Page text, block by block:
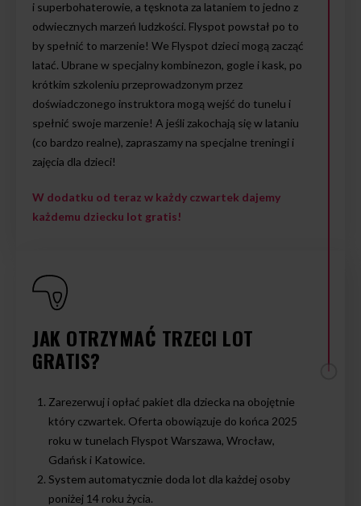
i superbohaterowie, a tęsknota za lataniem to jedno z
odwiecznych marzeń ludzkości. Flyspot powstał po to
by spełnić to marzenie! We Flyspot dzieci mogą zacząć
latać. Ubrane w specjalny kombinezon, gogle i kask, po
krótkim szkoleniu przeprowadzonym przez
doświadczonego instruktora mogą wejść do tunelu i
spełnić swoje marzenie! A jeśli zakochają się w lataniu
(co bardzo realne), zapraszamy na specjalne treningi i
zajęcia dla dzieci!
W dodatku od teraz w każdy czwartek dajemy
każdemu dziecku lot gratis!
JAK OTRZYMAĆ TRZECI LOT
GRATIS?
Zarezerwuj i opłać pakiet dla dziecka na obojętnie
który czwartek. Oferta obowiązuje do końca 2025
roku w tunelach Flyspot Warszawa, Wrocław,
Gdańsk i Katowice.
System automatycznie doda lot dla każdej osoby
poniżej 14 roku życia.